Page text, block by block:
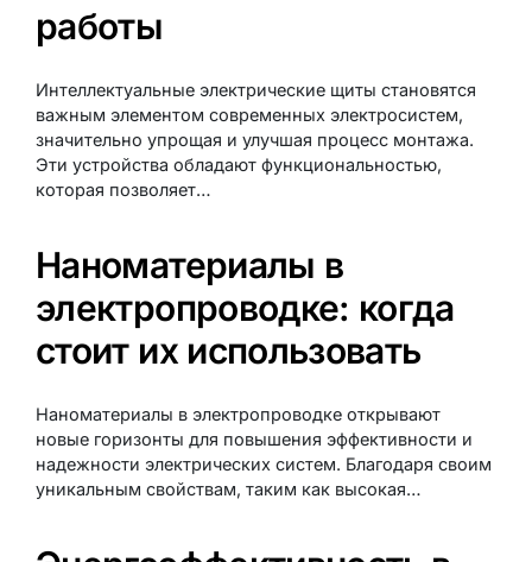
работы
Интеллектуальные электрические щиты становятся
важным элементом современных электросистем,
значительно упрощая и улучшая процесс монтажа.
Эти устройства обладают функциональностью,
которая позволяет…
Наноматериалы в
электропроводке: когда
стоит их использовать
Наноматериалы в электропроводке открывают
новые горизонты для повышения эффективности и
надежности электрических систем. Благодаря своим
уникальным свойствам, таким как высокая…